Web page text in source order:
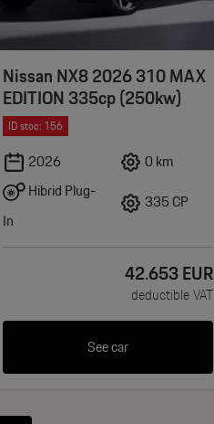
Nissan NX8 2026 310 MAX
EDITION 335cp (250kw)
ID stoc: 156
2026
0 km
Hibrid Plug-
In
335 CP
42.653EUR
deductible VAT
See car